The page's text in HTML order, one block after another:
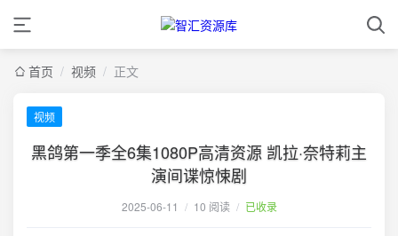
首页 / 视频 / 正文
视频
黑鸽第一季全6集1080P高清资源 凯拉·奈特莉主
演间谍惊悚剧
2025-06-11 / 10 阅读 / 已收录